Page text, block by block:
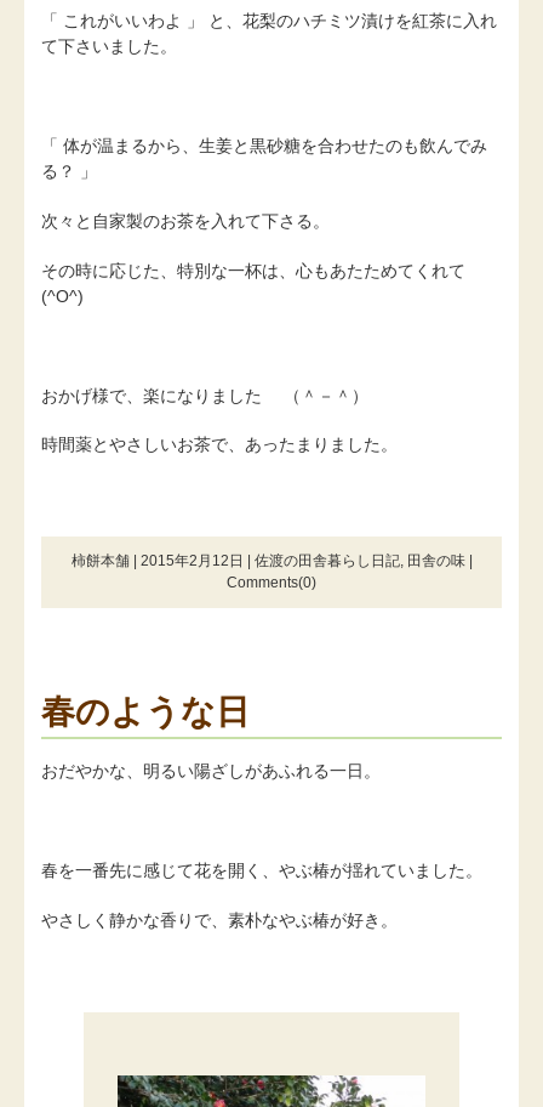
「 これがいいわよ 」 と、花梨のハチミツ漬けを紅茶に入れ
て下さいました。
「 体が温まるから、生姜と黒砂糖を合わせたのも飲んでみ
る？ 」
次々と自家製のお茶を入れて下さる。
その時に応じた、特別な一杯は、心もあたためてくれて
(^O^)
おかげ様で、楽になりました （＾－＾）
時間薬とやさしいお茶で、あったまりました。
柿餅本舗 | 2015年2月12日 | 佐渡の田舎暮らし日記, 田舎の味|
Comments(0)
春のような日
おだやかな、明るい陽ざしがあふれる一日。
春を一番先に感じて花を開く、やぶ椿が揺れていました。
やさしく静かな香りで、素朴なやぶ椿が好き。